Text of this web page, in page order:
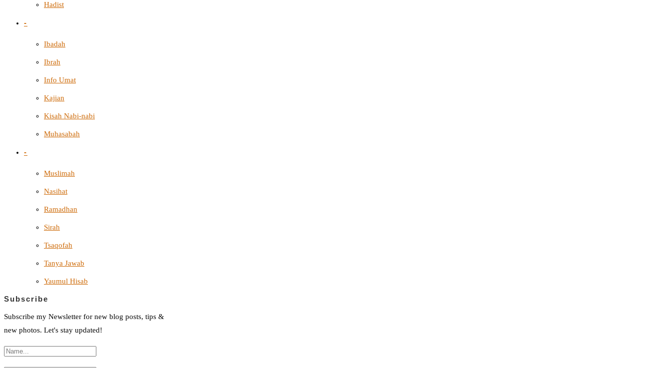
Hadist
-
Ibadah
Ibrah
Info Umat
Kajian
Kisah Nabi-nabi
Muhasabah
-
Muslimah
Nasihat
Ramadhan
Sirah
Tsaqofah
Tanya Jawab
Yaumul Hisab
Subscribe
Subscribe my Newsletter for new blog posts, tips &
new photos. Let's stay updated!